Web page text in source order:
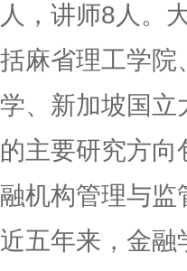
人，讲师8人。
括麻省理工学院
学、新加坡国立
的主要研究方
融机构管理与监
近五年来，金